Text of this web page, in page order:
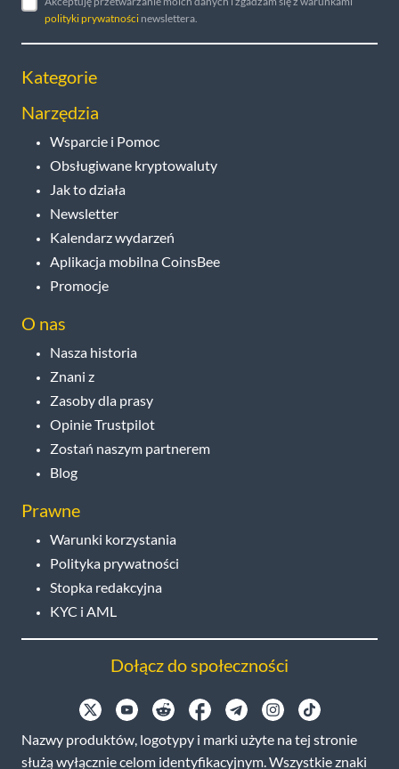
polityki prywatności newslettera.
Kategorie
Narzędzia
Wsparcie i Pomoc
Obsługiwane kryptowaluty
Jak to działa
Newsletter
Kalendarz wydarzeń
Aplikacja mobilna CoinsBee
Promocje
O nas
Nasza historia
Znani z
Zasoby dla prasy
Opinie Trustpilot
Zostań naszym partnerem
Blog
Prawne
Warunki korzystania
Polityka prywatności
Stopka redakcyjna
KYC i AML
Dołącz do społeczności
Nazwy produktów, logotypy i marki użyte na tej stronie
służą wyłącznie celom identyfikacyjnym. Wszystkie znaki